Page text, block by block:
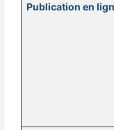
Publication en